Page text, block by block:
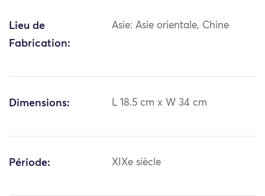
Lieu de
Fabrication:
Asie: Asie orientale, Chine
Dimensions: L 18.5 cm x W 34 cm
Période: XIXe siècle